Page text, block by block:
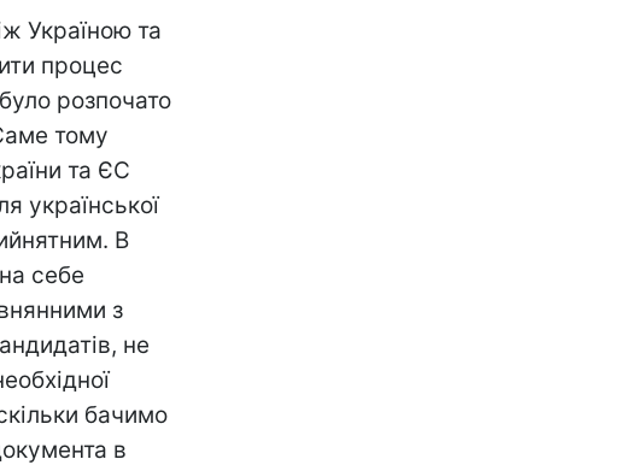
Україною та
процес
розпочато
тому
та ЄС
української
В
себе
з
не
бачимо
в